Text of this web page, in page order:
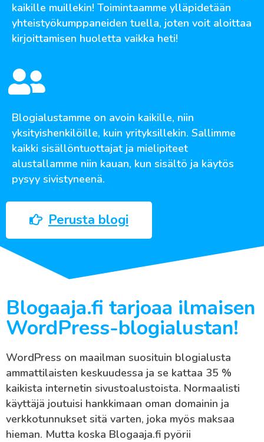
kaikille muillekin! Toimintaamme ylläpidetään
yhteistyökumppaneiden tuella, joten voit aloittaa
kirjoittamisen huoletta vaikka heti!
Blogialustamme on avoin kaikille, niin
yksityishenkilöille, kuin yrityksillekin. Sallimme
kaikki sisällöntuottajat ja mielipiteet
alustallamme niin kauan, kun sisältö ja käytös
pysyy sivistyneenä.
Perusta blogi
Blogaaja.fi tarjoaa ilmaisen
WordPress-blogialustan!
WordPress on maailman suosituin blogialusta
ammattilaisten keskuudessa ja se kattaa 35 %
kaikista internetin sivustoalustoista. Normaalisti
käyttäjä joutuisi hankkimaan oman domainin ja
verkkotunnukset sitä varten, joka myös maksaa
hieman. Mutta koska Blogaaja.fi pyörii